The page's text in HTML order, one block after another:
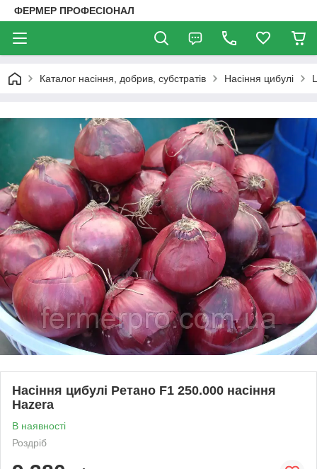
ФЕРМЕР ПРОФЕСІОНАЛ
Каталог насіння, добрив, субстратів Насіння цибулі
Насіння цибулі Ретано F1 250.000 насіння
Hazera
В наявності
Роздріб